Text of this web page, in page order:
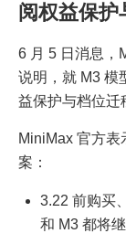
阅权益保护
6 月 5 日消息，
说明，就 M3 模
益保护与档位迁
MiniMax 官方
案：
3.22 前购买
和 M3 都将